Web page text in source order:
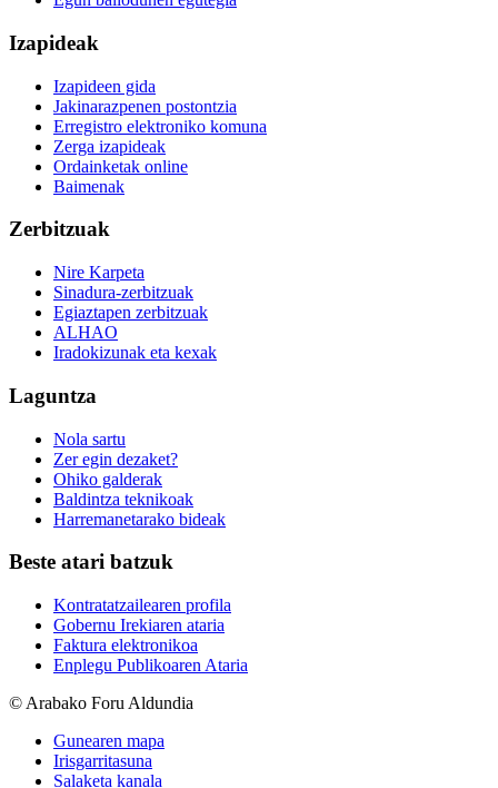
Izapideak
Izapideen gida
Jakinarazpenen postontzia
Erregistro elektroniko komuna
Zerga izapideak
Ordainketak online
Baimenak
Zerbitzuak
Nire Karpeta
Sinadura-zerbitzuak
Egiaztapen zerbitzuak
ALHAO
Iradokizunak eta kexak
Laguntza
Nola sartu
Zer egin dezaket?
Ohiko galderak
Baldintza teknikoak
Harremanetarako bideak
Beste atari batzuk
Kontratatzailearen profila
Gobernu Irekiaren ataria
Faktura elektronikoa
Enplegu Publikoaren Ataria
© Arabako Foru Aldundia
Gunearen mapa
Irisgarritasuna
Salaketa kanala